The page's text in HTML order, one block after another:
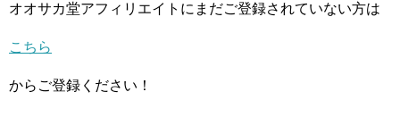
オオサカ堂アフィリエイトにまだご登録されていない方は
こちら
からご登録ください！